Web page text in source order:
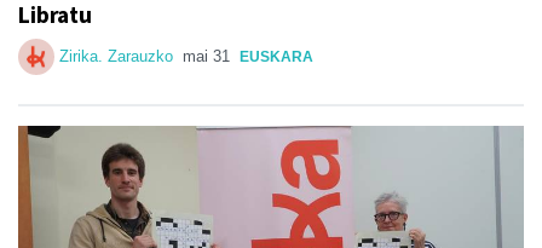
Libratu
Zirika. Zarauzko mai 31 EUSKARA